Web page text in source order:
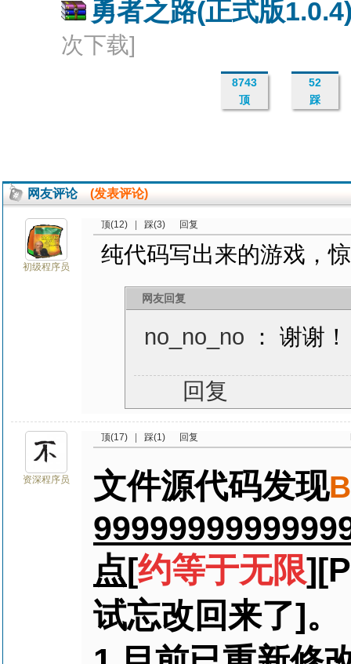
勇者之路(正式版
次下载]
8743
顶
52
踩
网友评论 (发表评论)
初级程序员
顶(12) 踩(3) 回复
纯代码写出来的游戏，
网友回复
no_no_no ： 谢谢！
回复
资深程序员
顶(17) 踩(1) 回复
文件源代码发现
点[约等于无限
试忘改回来了]。